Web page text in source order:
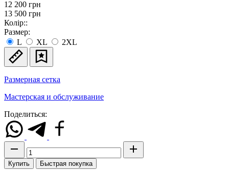
12 200 грн
13 500 грн
Колір::
Размер:
L
XL 2XL
Размерная сетка
Мастерская и обслуживание
Поделиться:
Купить Быстрая покупка